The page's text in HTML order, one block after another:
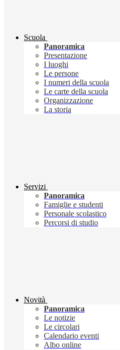
Scuola
Panoramica
Presentazione
I luoghi
Le persone
I numeri della scuola
Le carte della scuola
Organizzazione
La storia
Servizi
Panoramica
Famiglie e studenti
Personale scolastico
Percorsi di studio
Novità
Panoramica
Le notizie
Le circolari
Calendario eventi
Albo online